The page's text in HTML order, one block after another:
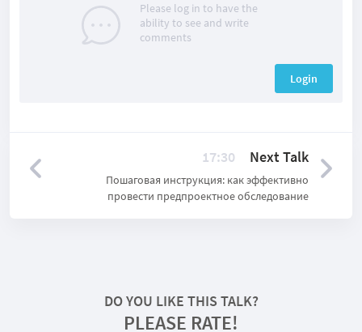
Please log in to have the
ability to see and write
comments
Login
17:30 Next Talk
Пошаговая инструкция: как эффективно
провести предпроектное обследование
DO YOU LIKE THIS TALK?
PLEASE RATE!